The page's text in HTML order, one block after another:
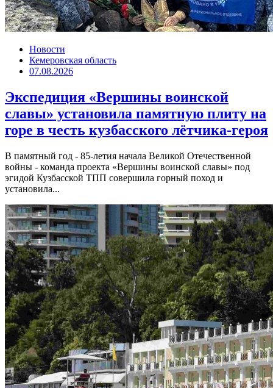
Новости
Кемеровская область
07.08.2026
Экспедиция «Вершины воинской
славы» установила памятную плиту на
горе в честь кузбасского лётчика-героя
В памятный год - 85-летия начала Великой Отечественной
войны - команда проекта «Вершины воинской славы» под
эгидой Кузбасской ТПП совершила горный поход и
установила...